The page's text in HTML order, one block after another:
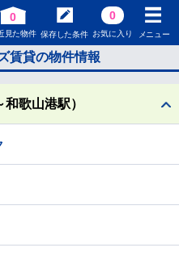
0
見た物件 保存した条件
0
お気に入り メニュー
賃貸の物件情報
歌山港駅）